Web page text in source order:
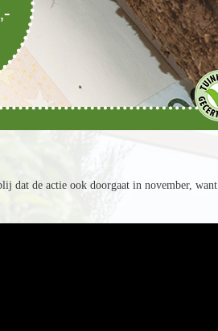
dat de actie ook doorgaat in november, want